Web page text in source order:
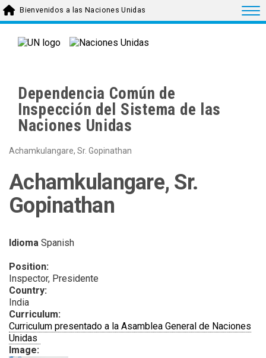
Skip to main content
Bienvenidos a las Naciones Unidas
Dependencia Común de
Inspección del Sistema de las
Naciones Unidas
Achamkulangare, Sr. Gopinathan
Achamkulangare, Sr.
Gopinathan
Idioma Spanish
Position:
Inspector, Presidente
Country:
India
Curriculum:
Curriculum presentado a la Asamblea General de Naciones
Unidas
Image: